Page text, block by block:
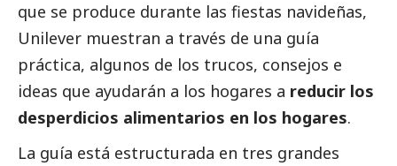
que se produce durante las fiestas navideñas,
Unilever muestran a través de una guía
práctica, algunos de los trucos, consejos e
ideas que ayudarán a los hogares a reducir los
desperdicios alimentarios en los hogares.
La guía está estructurada en tres grandes